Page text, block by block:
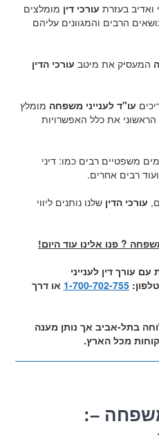
ואדיב בעזרת עורכי דין מומלצים
הרבים והמגוונים עליהם
המעסיק את מיטב עורכי הדין
עו"ד לענייני משפחה מומלץ
הראשוני את כלל האפשרויות
משפטיים רבים כמו: דיני
רבים אחרים.
עורכי הדין שלנו נותנים ליווי
? פנו אלינו עוד היום!
עורך דין לענייני
1-700-702-755 או דרך
בתל-אביב אך נותן מענה
מכל הארץ.
:עורך דין לענייני משפחה –